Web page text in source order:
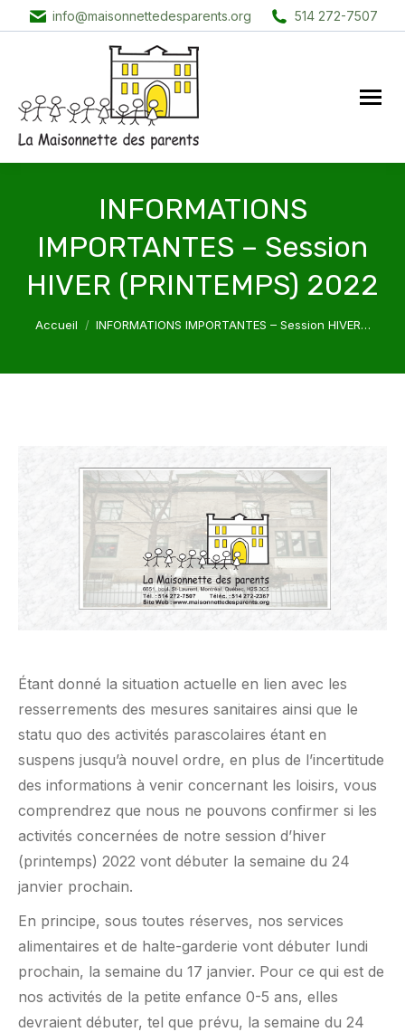
info@maisonnettedesparents.org 514 272-7507
INFORMATIONS
IMPORTANTES – Session
HIVER (PRINTEMPS) 2022
Vous êtes ici :
Accueil INFORMATIONS IMPORTANTES – Session HIVER…
Étant donné la situation actuelle en lien avec les
resserrements des mesures sanitaires ainsi que le
statu quo des activités parascolaires étant en
suspens jusqu’à nouvel ordre, en plus de l’incertitude
des informations à venir concernant les loisirs, vous
comprendrez que nous ne pouvons confirmer si les
activités concernées de notre session d’hiver
(printemps) 2022 vont débuter la semaine du 24
janvier prochain.
En principe, sous toutes réserves, nos services
alimentaires et de halte-garderie vont débuter lundi
prochain, la semaine du 17 janvier. Pour ce qui est de
nos activités de la petite enfance 0-5 ans, elles
devraient débuter, tel que prévu, la semaine du 24